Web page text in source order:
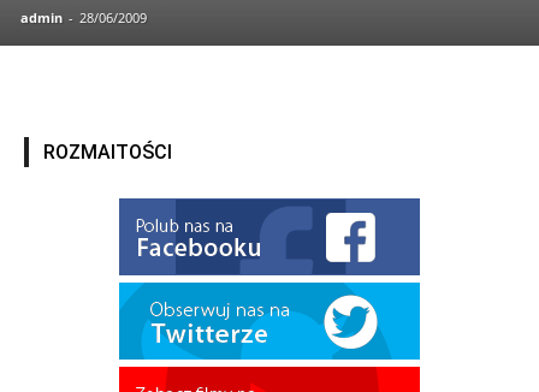
admin - 28/06/2009
ROZMAITOŚCI